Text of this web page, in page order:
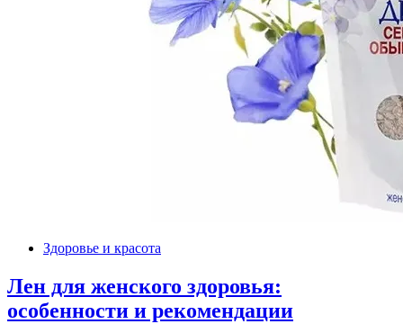
Здоровье и красота
Лен для женского здоровья:
особенности и рекомендации